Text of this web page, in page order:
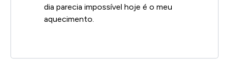
dia parecia impossível hoje é o meu
aquecimento.